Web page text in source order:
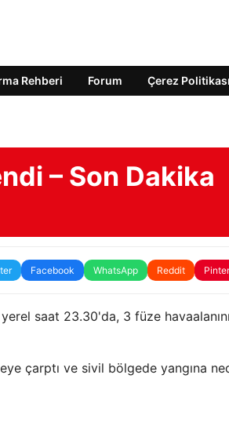
Rehberi Forum Çerez Politikası
– Son Dakika
Facebook WhatsApp Reddit
saat 23.30'da, 3 füze
çarptı ve sivil bölgede yangına